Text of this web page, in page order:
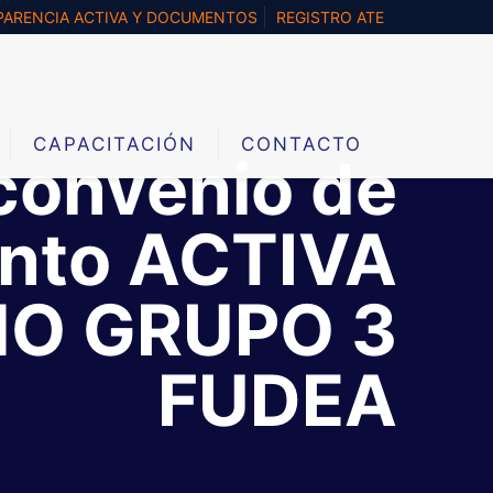
ACTIVA Y DOCUMENTOS REGISTRO ATE
CAPACITACIÓN CONTACTO
de
ACTIVA
GRUPO 3
FUDEA